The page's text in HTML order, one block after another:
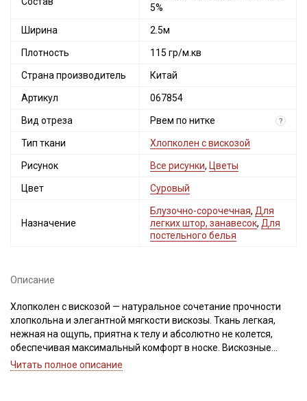
5%
Ширина 2.5м
Плотность 115 гр/м.кв
Страна производитель Китай
Артикул 067854
Вид отреза Рвем по нитке ?
Тип ткани Хлопколен с вискозой
Рисунок Все рисунки, Цветы
Цвет Суровый
Назначение
Блузочно-сорочечная, Для
легких штор, занавесок, Для
постельного белья
Описание
Хлопколен с вискозой — натуральное сочетание прочности
хлопкольна и элегантной мягкости вискозы. Ткань легкая,
нежная на ощупь, приятна к телу и абсолютно не колется,
обеспечивая максимальный комфорт в носке. Вискозные
волокна делают ткань пластичной и позволяют создавать
Читать полное описание